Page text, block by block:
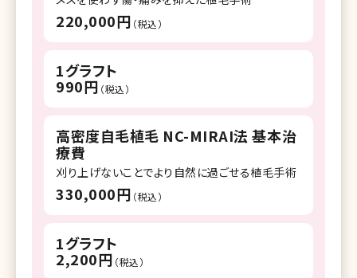
220,000円 （税込）
1グラフト
990円 （税込）
高密度自毛植毛 NC-MIRAI法 基本治
療費
刈り上げないことでより自然に過ごせる植毛手術
330,000円 （税込）
1グラフト
2,200円 （税込）